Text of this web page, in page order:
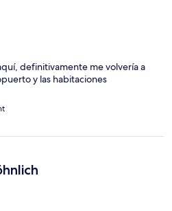
definitivamente me volvería a
y las habitaciones